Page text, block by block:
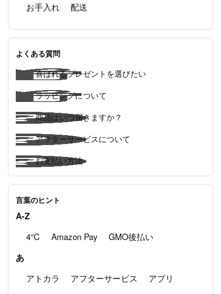
よくある質問
喜ばれるプレゼントを選びたい
ラッピングについて
商品はいつ届きますか？
アフターサービスについて
お支払い方法
４℃について
【アプリ】ご利用方法について
お手入れ
配送
言葉のヒント
A-Z
4℃ Amazon Pay GMO後払い
あ
アトカラ アフターサービス
アプリ